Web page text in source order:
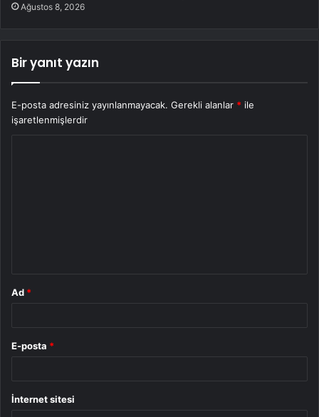
Ağustos 8, 2026
Bir yanıt yazın
E-posta adresiniz yayınlanmayacak. Gerekli alanlar * ile
işaretlenmişlerdir
Ad *
E-posta *
İnternet sitesi